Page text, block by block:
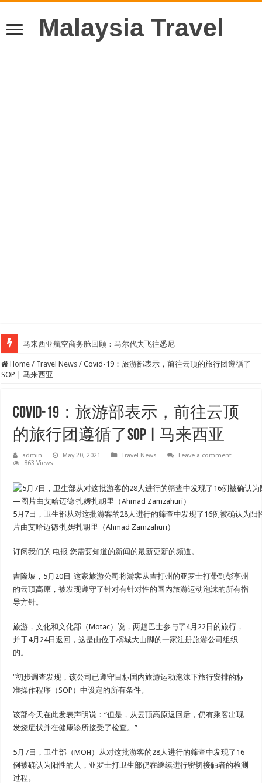
Malaysia Travel
马来西亚航空商务舱回顾：马尔代夫飞往悉尼
Klook客路汇聚超过50位旅游创作者，参与马来西亚Kreatorverse IN x
Home / Travel News / Covid-19：旅游部表示，前往云顶的旅行团遵循了
SOP | 马来西亚
Covid-19：旅游部表示，前往云顶
的旅行团遵循了SOP | 马来西亚
admin May 20, 2021 Travel News
Leave a comment
863 Views
5月7日，卫生部从对这批游客的28人进行的筛查中发现了16例被确认为
片由艾哈迈德·扎姆扎胡里（Ahmad Zamzahuri）
订阅我们的 电报 您需要知道的新闻的最新更新的频道。
吉隆坡，5月20日-这家旅游公司将游客从吉打州的亚罗士打带到彭亨州
的云顶高原，被发现遵守了针对有针对性的国内旅游运动泡沫的所有指
导方针。
旅游，文化和文化部（Motac）说，两趟巴士参与了4月22日的旅行，
并于4月24日返回，这是由位于槟城大山脚的一家注册旅游公司组织
的。
“初步调查发现，该公司已遵守目标国内旅游运动泡沫下旅行安排的标
准操作程序（SOP）中设定的所有条件。
该部今天在此发表声明说：“但是，从云顶高原返回后，仍有乘客出现
发烧症状并在健康诊所接受了检查。”
5月7日，卫生部（MOH）从对这批游客的28人进行的筛查中发现了16
例被确认为阳性的人，亚罗士打卫生部仍在继续进行密切接触者的检测
过程。